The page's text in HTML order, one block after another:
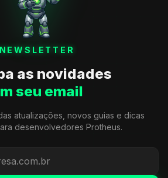
NEWSLETTER
as novidades
seu email
atualizações, novos guias e dicas
desenvolvedores Protheus.